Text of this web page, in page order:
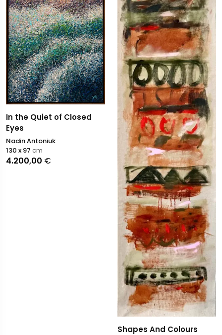
In the Quiet of Closed
Eyes
Nadin Antoniuk
4.200,00 €
130 x 97 cm
Shapes And Colours